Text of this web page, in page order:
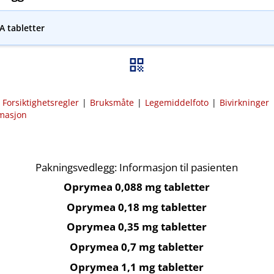
tabletter
Forsiktighetsregler | Bruksmåte | Legemiddelfoto | Bivirkninger
Pakningsvedlegg: Informasjon til pasienten
Oprymea 0,088 mg tabletter
Oprymea 0,18 mg tabletter
Oprymea 0,35 mg tabletter
Oprymea 0,7 mg tabletter
Oprymea 1,1 mg tabletter